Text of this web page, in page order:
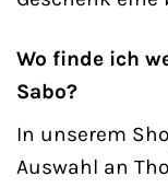
Wo finde ich
Sabo?
In unserem
Auswahl an